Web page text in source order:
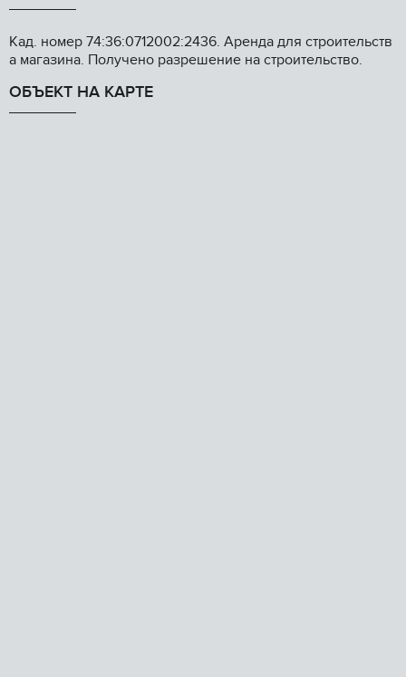
Кад. номер 74:36:0712002:2436. Аренда для строительств
а магазина. Получено разрешение на строительство.
ОБЪЕКТ НА КАРТЕ